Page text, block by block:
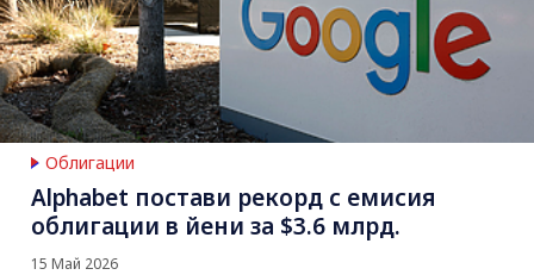
Облигации
Alphabet постави рекорд с емисия
облигации в йени за $3.6 млрд.
15 Май 2026